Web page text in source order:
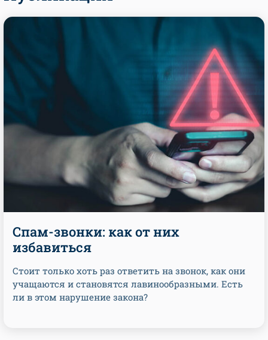
Спам-звонки: как от них
избавиться
Стоит только хоть раз ответить на звонок, как они
учащаются и становятся лавинообразными. Есть
ли в этом нарушение закона?